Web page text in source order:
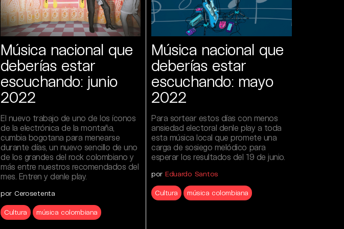
Música nacional que
deberías estar
escuchando: junio
2022
El nuevo trabajo de uno de los íconos
de la electrónica de la montaña,
cumbia bogotana para menearse
durante días, un nuevo sencillo de uno
de los grandes del rock colombiano y
más entre nuestros recomendados del
mes. Entren y denle play.
por Cerosetenta
Cultura música colombiana
Música nacional que
deberías estar
escuchando: mayo
2022
Para sortear estos días con menos
ansiedad electoral denle play a toda
esta música local que promete una
carga de sosiego melódico para
esperar los resultados del 19 de junio.
por Eduardo Santos
Cultura música colombiana